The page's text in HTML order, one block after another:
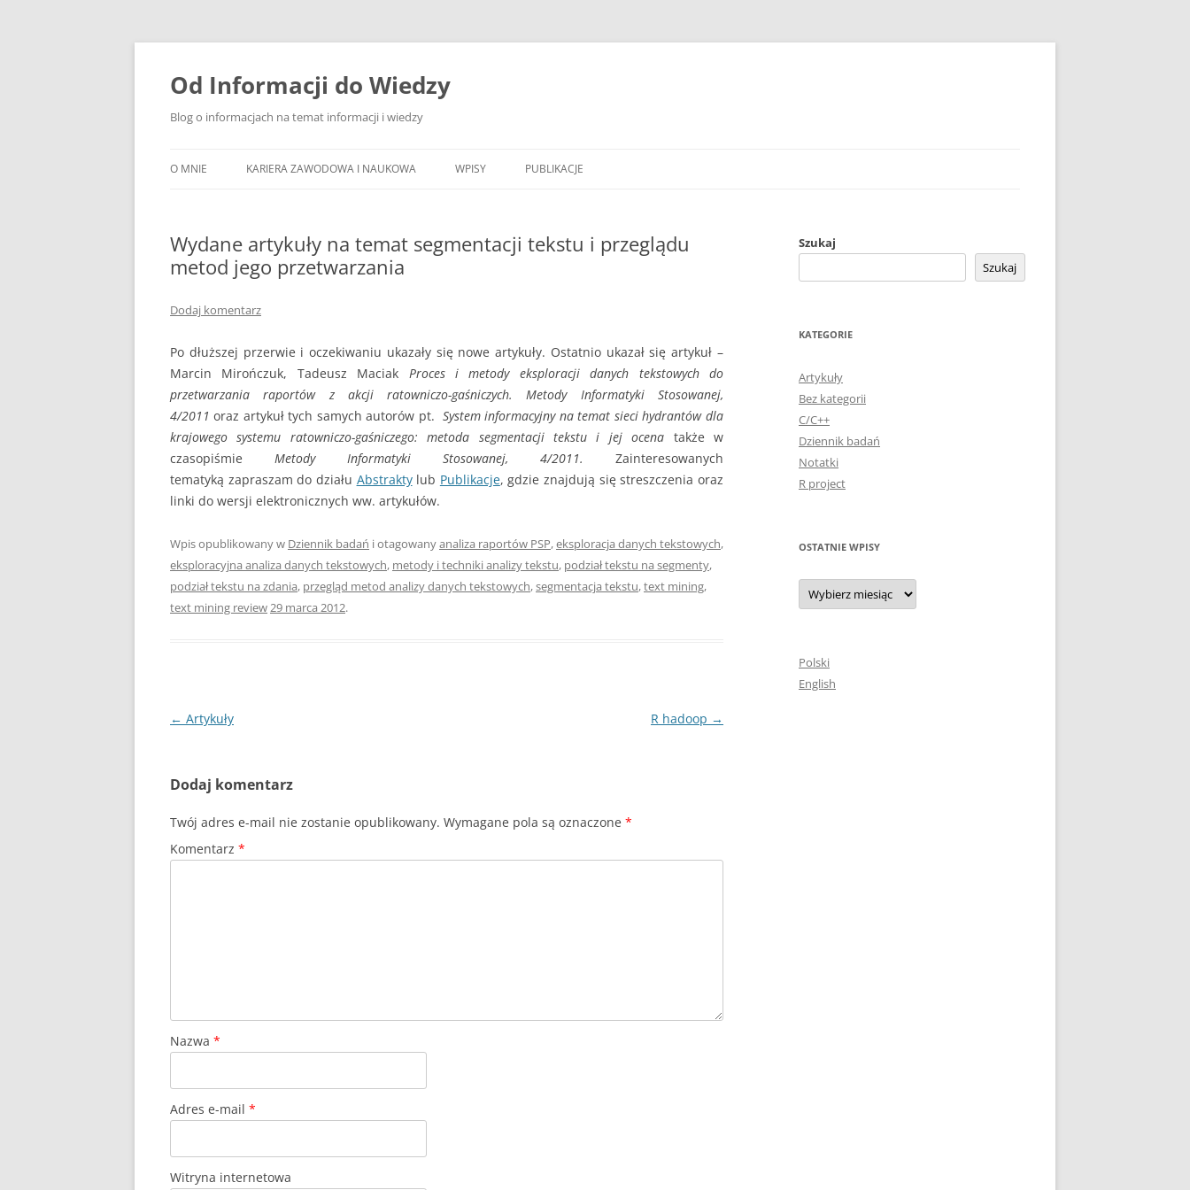
Przejdź
treści
Od Informacji do Wiedzy
Blog o informacjach na temat informacji i wiedzy
O MNIE KARIERA ZAWODOWA I NAUKOWA WPISY PUBLIKACJE
Wydane artykuły na temat segmentacji tekstu i przeglądu
metod jego przetwarzania
Dodaj komentarz
Po dłuższej przerwie i oczekiwaniu ukazały się nowe artykuły. Ostatnio ukazał się artykuł –
Marcin Mirończuk, Tadeusz Maciak Proces i metody eksploracji danych tekstowych do
przetwarzania raportów z akcji ratowniczo-gaśniczych. Metody Informatyki Stosowanej,
4/2011 oraz artykuł tych samych autorów pt. System informacyjny na temat sieci hydrantów dla
krajowego systemu ratowniczo-gaśniczego: metoda segmentacji tekstu i jej ocena także w
czasopiśmie Metody Informatyki Stosowanej, 4/2011. Zainteresowanych
tematyką zapraszam do działu Abstraktylub Publikacje, gdzie znajdują się streszczenia oraz
linki do wersji elektronicznych ww. artykułów.
Wpis opublikowany w Dziennik badań i otagowanyanaliza raportów PSP,eksploracja danych tekstowych,
eksploracyjna analiza danych tekstowych, metody i techniki analizy tekstu, podział tekstu na segmenty,
podział tekstu na zdania, przegląd metod analizy danych tekstowych,segmentacja tekstu,text mining,
text mining review29 marca 2012.
Nawigacja
← Artykuły R hadoop →
Dodaj komentarz
Twój adres e-mail nie zostanie opublikowany. Wymagane pola są oznaczone *
Komentarz *
Nazwa *
Adres e-mail *
Witryna internetowa
Szukaj
Szukaj
KATEGORIE
Artykuły
Bez kategorii
C/C++
Dziennik badań
Notatki
R project
OSTATNIE WPISY
Ostatnie
wpisy
Polski
English